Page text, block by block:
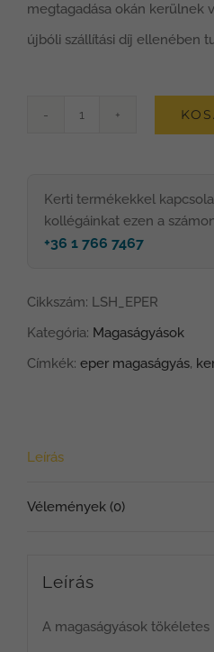
megtagadása okán kerülnek
újbóli szállítási díj ellenében
mennyiség
Kerti termékekkel
kollégáinkat ezen a
+36 1 766 7467
Cikkszám: LSH_EPER
Kategória: Magaságyások
Címkék: eper magaságyás,
Leírás
Vélemények (0)
Leírás
A magaságyások